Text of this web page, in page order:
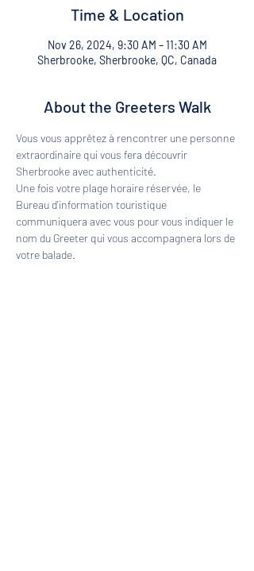
Time & Location
Nov 26, 2024, 9:30 AM – 11:30 AM
Sherbrooke, Sherbrooke, QC, Canada
About the Greeters Walk
Vous vous apprêtez à rencontrer une personne
extraordinaire qui vous fera découvrir
Sherbrooke avec authenticité.
Une fois votre plage horaire réservée, le
Bureau d'information touristique
communiquera avec vous pour vous indiquer le
nom du Greeter qui vous accompagnera lors de
votre balade.